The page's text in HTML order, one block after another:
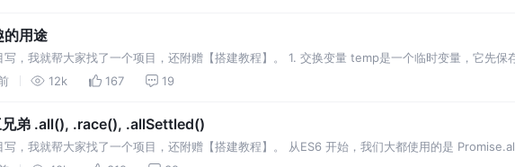
的用途
写，我就帮大家找了一个项目，还附赠【搭建教程】。 1. 交换变量 temp是一个临时变量，它先保
。 如果使用解构的方式会更简单，不需要什么鬼的 temp 变量。 [a，b] = [b，a]是解构赋值，右
12k 167 19
弟 .all(), .race(), .allSettled()
写，我就帮大家找了一个项目，还附赠【搭建教程】。 从ES6 开始，我们大都使用的是